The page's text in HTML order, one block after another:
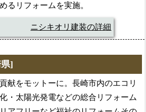
るリフォームを実施。
ニシキオリ建装の詳細
]
献をモットーに。長崎市内のエコリ
・太陽光発電などの総合リフォーム